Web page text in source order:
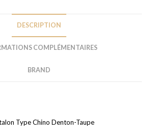
DESCRIPTION
COMPLÉMENTAIRES
BRAND
Type Chino Denton-Taupe